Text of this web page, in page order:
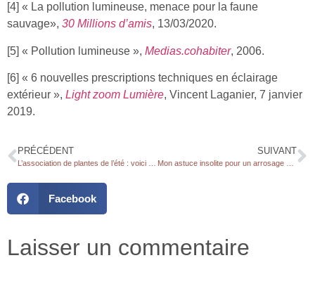
[4] « La pollution lumineuse, menace pour la faune
sauvage», 30 Millions d’amis, 13/03/2020.
[5] « Pollution lumineuse », Medias.cohabiter, 2006.
[6] « 6 nouvelles prescriptions techniques en éclairage
extérieur », Light zoom Lumière, Vincent Laganier, 7 janvier
2019.
PRÉCÉDENT SUIVANT
Facebook
Laisser un commentaire